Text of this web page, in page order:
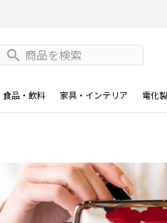
食品・飲料 家具・インテリア 電化